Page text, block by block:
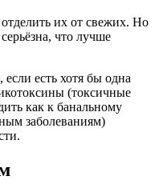
их от свежих. Но
что лучше
есть хотя бы одна
(токсичные
как к банальному
заболеваниям)